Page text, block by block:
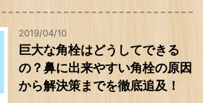
2019/04/10
巨大な角栓はどうしてできる
の？鼻に出来やすい角栓の原因
から解決策までを徹底追及！